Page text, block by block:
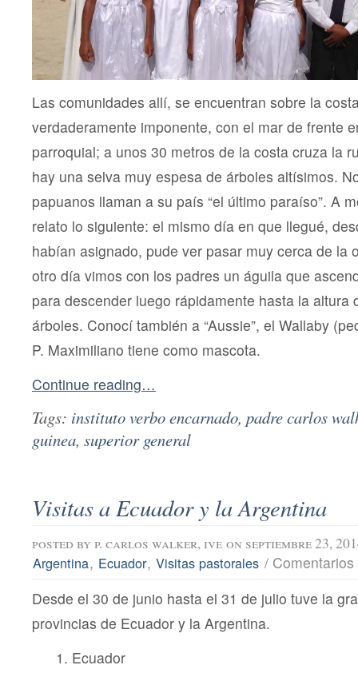
Las comunidades allí, se encuentran sobre la
verdaderamente imponente, con el mar de frente
parroquial; a unos 30 metros de la costa cruza la
hay una selva muy espesa de árboles altísimos.
papuanos llaman a su país “el último paraíso”. A
relato lo siguiente: el mismo día en que llegué,
habían asignado, pude ver pasar muy cerca de la
otro día vimos con los padres un águila que
para descender luego rápidamente hasta la altura
árboles. Conocí también a “Aussie”, el Wallaby
P. Maximiliano tiene como mascota.
Continue reading…
Tags: instituto verbo encarnado, padre carlos
guinea, superior general
Visitas a Ecuador y la Argentina
posted by p. carlos walker, ive on septiembre 23,
Argentina, Ecuador, Visitas pastorales /
Desde el 30 de junio hasta el 31 de julio tuve la
provincias de Ecuador y la Argentina.
Ecuador